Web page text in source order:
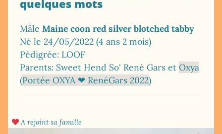
quelques mots
Mâle Maine coon red silver blotched tabby
Né le 24/05/2022 (4 ans 2 mois)
Pédigrée: LOOF
Parents: Sweet Hend So' René Gars et Oxya
(Portée OXYA ❤ RenéGars 2022)
A rejoint sa famille